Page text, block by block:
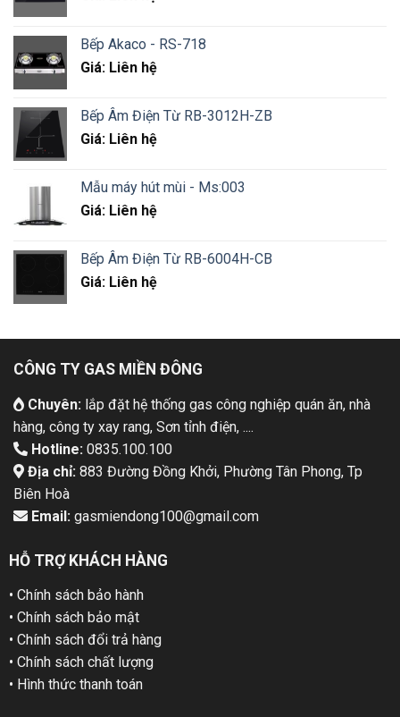
Bếp Akaco - RS-718
Giá: Liên hệ
Bếp Âm Điện Từ RB-3012H-ZB
Giá: Liên hệ
Mẫu máy hút mùi - Ms:003
Giá: Liên hệ
Bếp Âm Điện Từ RB-6004H-CB
Giá: Liên hệ
CÔNG TY GAS MIỀN ĐÔNG
Chuyên:lắp đặt hệ thống gas công nghiệp quán ăn, nhà
hàng, công ty xay rang, Sơn tỉnh điện, ....
Hotline: 0835.100.100
Địa chỉ:883 Đường Đồng Khởi, Phường Tân Phong, Tp
Biên Hoà
Email:gasmiendong100@gmail.com
HỖ TRỢ KHÁCH HÀNG
• Chính sách bảo hành
• Chính sách bảo mật
• Chính sách đổi trả hàng
• Chính sách chất lượng
• Hình thức thanh toán